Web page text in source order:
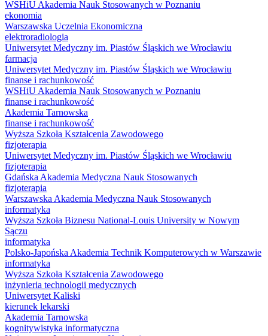
WSHiU Akademia Nauk Stosowanych w Poznaniu
ekonomia
Warszawska Uczelnia Ekonomiczna
elektroradiologia
Uniwersytet Medyczny im. Piastów Śląskich we Wrocławiu
farmacja
Uniwersytet Medyczny im. Piastów Śląskich we Wrocławiu
finanse i rachunkowość
WSHiU Akademia Nauk Stosowanych w Poznaniu
finanse i rachunkowość
Akademia Tarnowska
finanse i rachunkowość
Wyższa Szkoła Kształcenia Zawodowego
fizjoterapia
Uniwersytet Medyczny im. Piastów Śląskich we Wrocławiu
fizjoterapia
Gdańska Akademia Medyczna Nauk Stosowanych
fizjoterapia
Warszawska Akademia Medyczna Nauk Stosowanych
informatyka
Wyższa Szkoła Biznesu National-Louis University w Nowym
Sączu
informatyka
Polsko-Japońska Akademia Technik Komputerowych w Warszawie
informatyka
Wyższa Szkoła Kształcenia Zawodowego
inżynieria technologii medycznych
Uniwersytet Kaliski
kierunek lekarski
Akademia Tarnowska
kognitywistyka informatyczna